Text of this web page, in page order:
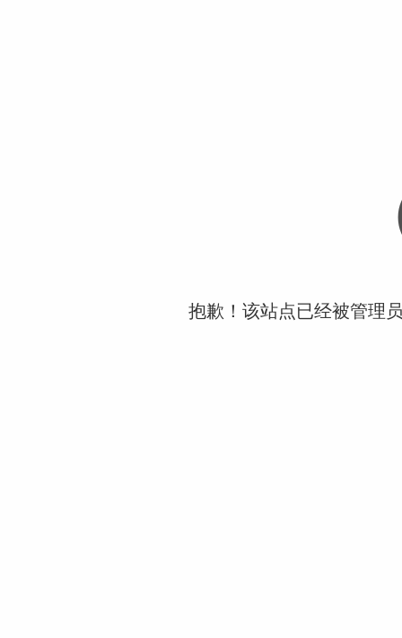
抱歉！该站点已经被管理